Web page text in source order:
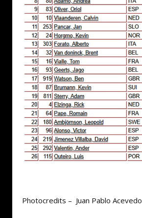
Photocredits – Juan Pablo Acevedo